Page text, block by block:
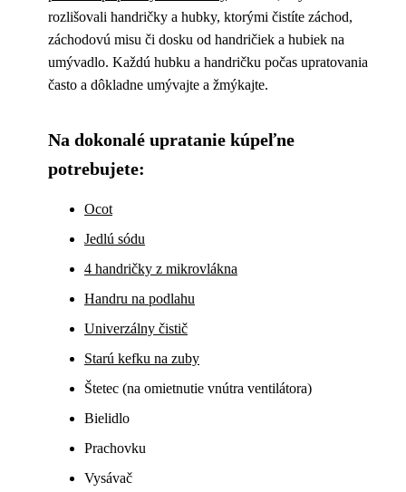
rozlišovali handričky a hubky, ktorými čistíte záchod,
záchodovú misu či dosku od handričiek a hubiek na
umývadlo. Každú hubku a handričku počas upratovania
často a dôkladne umývajte a žmýkajte.
Na dokonalé upratanie kúpeľne
potrebujete:
Ocot
Jedlú sódu
4 handričky z mikrovlákna
Handru na podlahu
Univerzálny čistič
Starú kefku na zuby
Štetec (na omietnutie vnútra ventilátora)
Bielidlo
Prachovku
Vysávač